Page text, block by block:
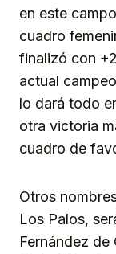
en este
cuadro
finalizó con
actual
lo dará todo
otra victoria
cuadro de
Otros
Los Palos,
Fernández